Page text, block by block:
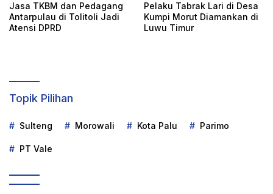
Jasa TKBM dan Pedagang
Antarpulau di Tolitoli Jadi
Atensi DPRD
Pelaku Tabrak Lari di Desa
Kumpi Morut Diamankan di
Luwu Timur
Topik Pilihan
Sulteng Morowali Kota Palu Parimo
PT Vale